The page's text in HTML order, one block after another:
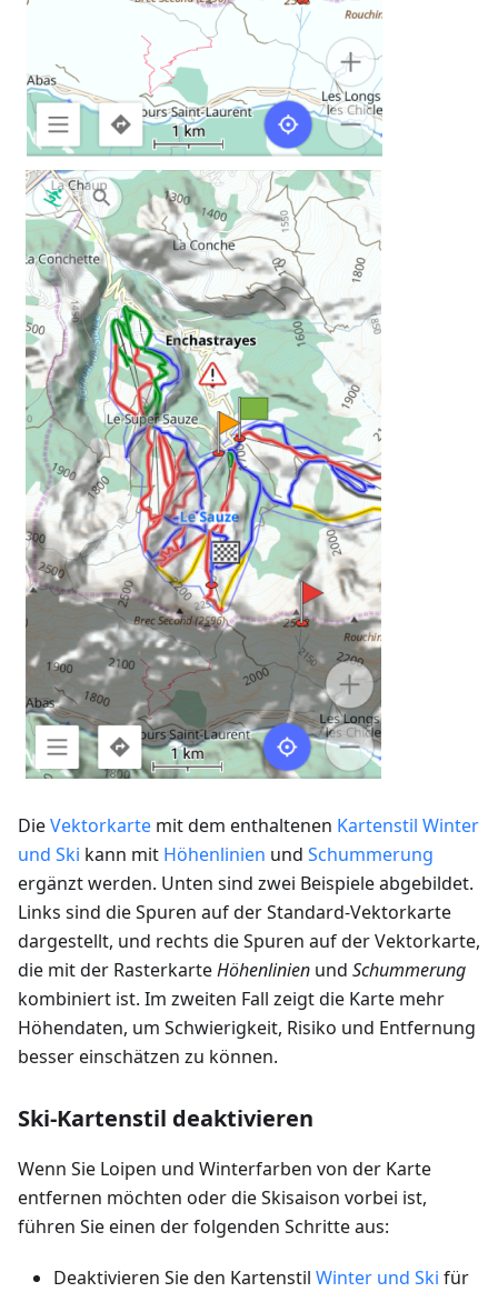
DieVektorkarte mit dem enthaltenen Kartenstil Winter
und Ski kann mit Höhenlinien und Schummerung
ergänzt werden. Unten sind zwei Beispiele abgebildet.
Links sind die Spuren auf der Standard-Vektorkarte
dargestellt, und rechts die Spuren auf der Vektorkarte,
die mit der RasterkarteHöhenlinien und Schummerung
kombiniert ist. Im zweiten Fall zeigt die Karte mehr
Höhendaten, um Schwierigkeit, Risiko und Entfernung
besser einschätzen zu können.
Ski-Kartenstil deaktivieren
Wenn Sie Loipen und Winterfarben von der Karte
entfernen möchten oder die Skisaison vorbei ist,
führen Sie einen der folgenden Schritte aus:
Deaktivieren Sie den Kartenstil Winter und Ski für